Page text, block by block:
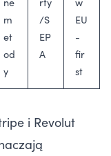
m
et
od
y
/S
EP
A
EU
-
fir
st
i Revolut